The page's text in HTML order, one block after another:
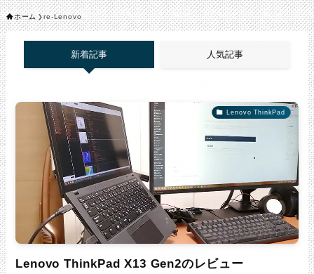
ホーム re-Lenovo
新着記事 人気記事
Lenovo ThinkPad
Lenovo ThinkPad X13 Gen2のレビュー